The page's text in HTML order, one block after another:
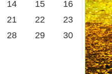
14 15
16
21 22
23
28 29
30